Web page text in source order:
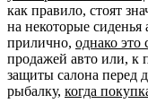
как правило, стоят
на некоторые сиденья
прилично, однако это
продажей авто или, к
защиты салона перед
рыбалку, когда